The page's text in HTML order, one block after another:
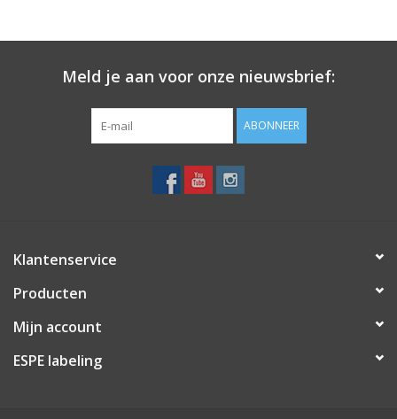
Meld je aan voor onze nieuwsbrief:
ABONNEER
Klantenservice
Producten
Mijn account
ESPE labeling